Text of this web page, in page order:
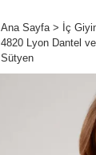
Ana Sayfa> İç
4820 Lyon Dantel
Sütyen